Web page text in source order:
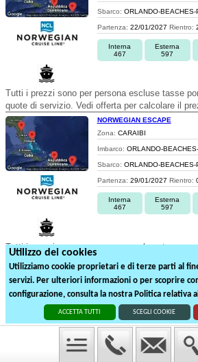
Utilizzo dei cookies
Utilizziamo cookie proprietari e di terze parti al
servizi. Per ulteriori informazioni o per scoprire
configurazione, consulta la nostra Politica relativa
ACCETTA TUTTI SCEGLI COOKIE
Sbarco: ORLANDO-BEACHES-
Partenza: 22/01/2027 Rientro:
Interna
467
Esterna
597
Tutti i prezzi sono per persona escluse tasse
quote di servizio. Vedi offerta per calcolare il
NORWEGIAN ESCAPE
Zona: CARAIBI
Imbarco: ORLANDO-
Sbarco: ORLANDO-
Partenza: 29/01/2027 Rientro:
Interna
467
Esterna
597
Tutti i prezzi sono per persona escluse tasse
1 2 3 4
95partenze suddivise in5